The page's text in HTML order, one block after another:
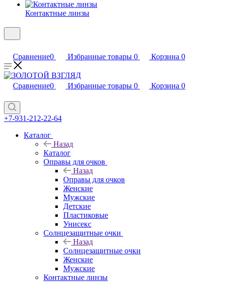
Контактные линзы
Сравнение0 Избранные товары 0 Корзина 0
Сравнение0 Избранные товары 0 Корзина 0
+7-931-212-22-64
Каталог
Назад
Каталог
Оправы для очков
Назад
Оправы для очков
Женские
Мужские
Детские
Пластиковые
Унисекс
Солнцезащитные очки
Назад
Солнцезащитные очки
Женские
Мужские
Контактные линзы